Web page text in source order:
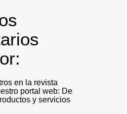
en la revista
portal web: De
y servicios